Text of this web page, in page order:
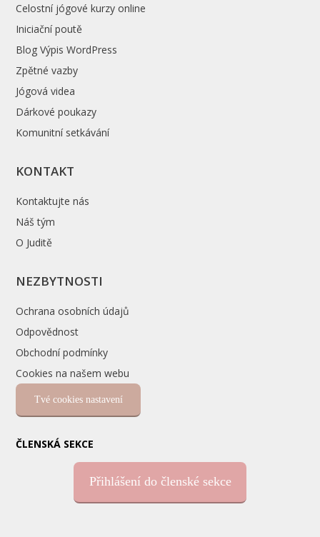
Celostní jógové kurzy online
Iniciační poutě
Blog Výpis WordPress
Zpětné vazby
Jógová videa
Dárkové poukazy
Komunitní setkávání
KONTAKT
Kontaktujte nás
Náš tým
O Juditě
NEZBYTNOSTI
Ochrana osobních údajů
Odpovědnost
Obchodní podmínky
Cookies na našem webu
Tvé cookies nastavení
ČLENSKÁ SEKCE
Přihlášení do členské sekce